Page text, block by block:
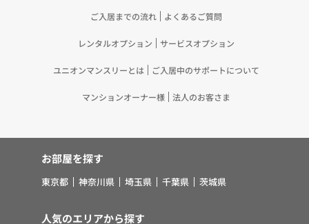
ご入居までの流れ よくあるご質問
レンタルオプション サービスオプション
ユニオンマンスリーとは ご入居中のサポートについて
マンションオーナー様 法人のお客さま
お部屋を探す
東京都 神奈川県 埼玉県 千葉県 茨城県
人気のエリアから探す